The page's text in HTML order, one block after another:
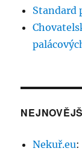
Standard
Nekuř.eu: